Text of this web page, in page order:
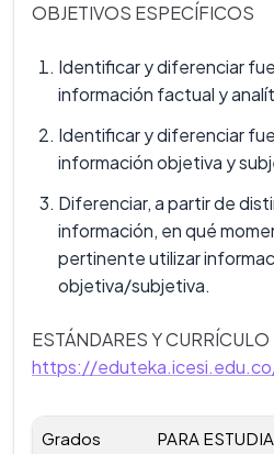
OBJETIVOS ESPECÍFICOS
Identificar y diferenciar
información factual y
Identificar y diferenciar
información objetiva y
Diferenciar, a partir de
información, en qué
pertinente utilizar
objetiva/subjetiva.
ESTÁNDARES Y CURRÍCULO
https://
Grados PARA